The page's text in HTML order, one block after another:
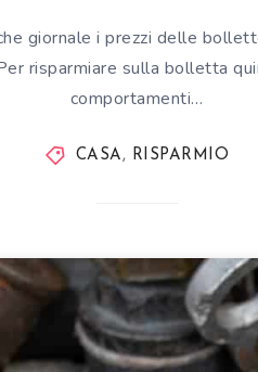
giornale i prezzi delle
risparmiare sulla bolletta
comportamenti…
CASA, RISPARMIO